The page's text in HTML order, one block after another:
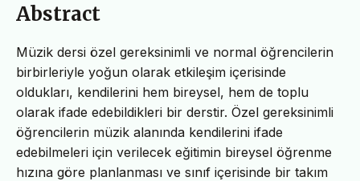
Abstract
Müzik dersi özel gereksinimli ve normal öğrencilerin
birbirleriyle yoğun olarak etkileşim içerisinde
oldukları, kendilerini hem bireysel, hem de toplu
olarak ifade edebildikleri bir derstir. Özel gereksinimli
öğrencilerin müzik alanında kendilerini ifade
edebilmeleri için verilecek eğitimin bireysel öğrenme
hızına göre planlanması ve sınıf içerisinde bir takım